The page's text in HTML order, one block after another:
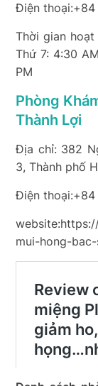
Điện thoại:+84
Thời gian
Thứ 7: 4:30
PM
Phòng
Thành Lợi
Địa chỉ: 382
3, Thành phố
Điện
mui-hong-